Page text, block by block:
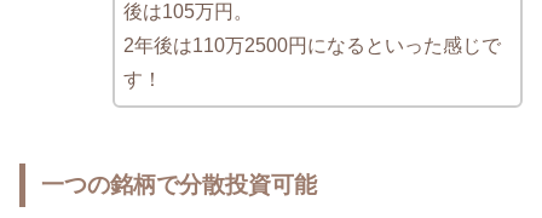
後は105万円。
2年後は110万2500円になるといった感じで
す！
一つの銘柄で分散投資可能